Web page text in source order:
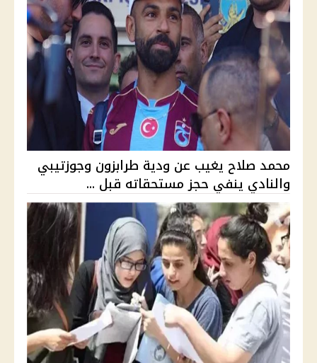
محمد صلاح يغيب عن ودية طرابزون وجوزتيبي
والنادي ينفي حجز مستحقاته قبل ...